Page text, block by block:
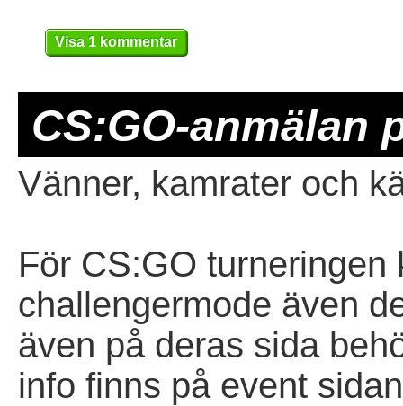
Visa 1 kommentar
CS:GO-anmälan
Vänner, kamrater och
För CS:GO turneringen
challengermode även
även på deras sida
info finns på event